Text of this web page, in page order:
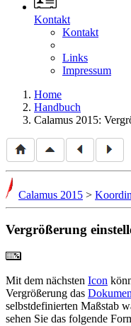
Kontakt
Kontakt
Links
Impressum
Home
Handbuch
Calamus 2015:
Calamus 2015 >
Vergrößerung
Mit dem nächsten Icon
Vergrößerung das
selbstdefinierten Maßstab
sehen Sie das folgende